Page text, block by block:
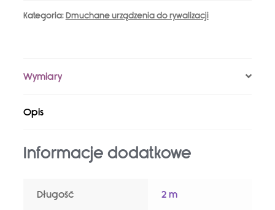
3W1
Kategoria:Dmuchane urządzenia do rywalizacji
Wymiary
Opis
Informacje dodatkowe
Długość 2 m